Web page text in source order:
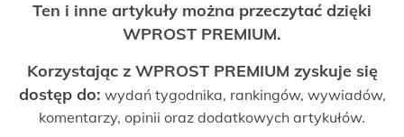
Ten i inne artykuły można przeczytać dzięki
WPROST PREMIUM.
Korzystając z WPROST PREMIUM zyskuje się
dostęp do: wydań tygodnika, rankingów, wywiadów,
komentarzy, opinii oraz dodatkowych artykułów.